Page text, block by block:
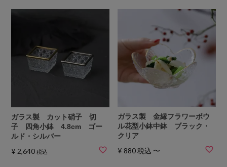
ガラス製 カット硝子 切
子 四角小鉢 4.8cm ゴー
ルド・シルバー
¥ 2,640 税込
ガラス製 金縁フラワーボウ
ル花型小鉢中鉢 ブラック・
クリア
¥ 880税込 〜